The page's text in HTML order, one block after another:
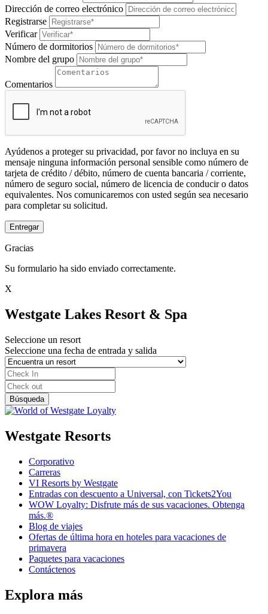
Dirección de correo electrónico
Registrarse
Verificar
Número de dormitorios
Nombre del grupo
Comentarios
Ayúdenos a proteger su privacidad, por favor no incluya en su
mensaje ninguna información personal sensible como número de
tarjeta de crédito / débito, número de cuenta bancaria / corriente,
número de seguro social, número de licencia de conducir o datos
equivalentes. Nos comunicaremos con usted según sea necesario
para completar su solicitud.
Entregar
Gracias
Su formulario ha sido enviado correctamente.
X
Westgate Lakes Resort & Spa
Seleccione un resort
Seleccione una fecha de entrada y salida
Westgate Resorts
Corporativo
Carreras
VI Resorts by Westgate
Entradas con descuento a Universal, con Tickets2You
WOW Loyalty: Disfrute más de sus vacaciones. Obtenga
más.®
Blog de viajes
Ofertas de última hora en hoteles para vacaciones de
primavera
Paquetes para vacaciones
Contáctenos
Explora más